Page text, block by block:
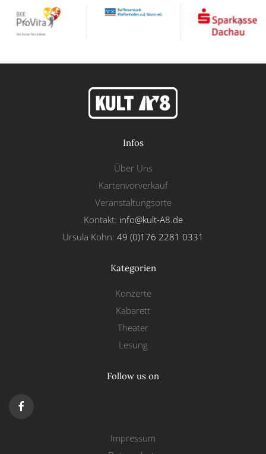
Infos
Über Uns
Kartenvorverkauf
Veranstaltungsorte
Kontakt: info@kult-A8.de
Ursula Kohn: 49 (0)176 2281 0331
Kategorien
Konzerte
Kabarett
Theater
Lesung
Follow us on
Impressum